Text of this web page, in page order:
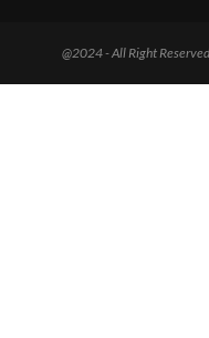
@2024 - All Right